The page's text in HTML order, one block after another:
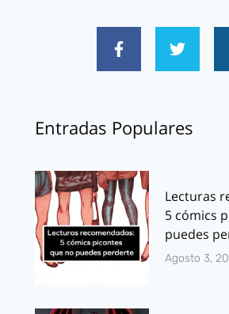
Entradas Populares
Lecturas
5 cómics
puedes
Agosto 3,